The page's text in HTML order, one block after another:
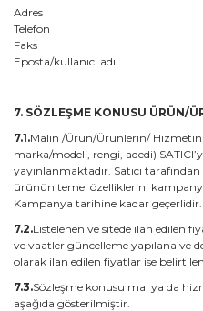
Adres
Telefon
Faks
Eposta/kullanıcı adı
7. SÖZLEŞME KONUSU ÜRÜN/
7.1.Malın /Ürün/Ürünlerin/
marka/modeli, rengi, adedi)
yayınlanmaktadır. Satıcı
ürünün temel özelliklerini
Kampanya tarihine kadar geçerlidir.
7.2.Listelenen ve sitede ilan edilen
ve vaatler güncelleme yapılana ve
olarak ilan edilen fiyatlar ise
7.3.Sözleşme konusu mal ya da
aşağıda gösterilmiştir.